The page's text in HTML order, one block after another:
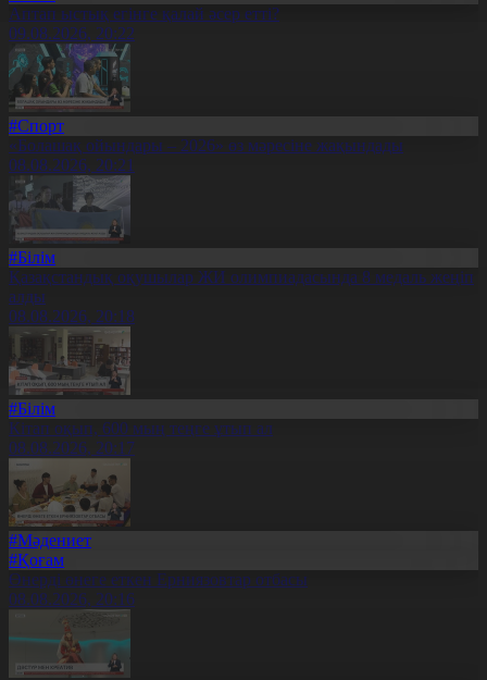
Аптап ыстық егінге қалай әсер етті?
09.08.2026, 20:22
#Спорт
«Болашақ ойындары – 2026» өз мәресіне жақындады
08.08.2026, 20:21
#Білім
Қазақстандық оқушылар ЖИ олимпиадасында 8 медаль жеңіп
алды
08.08.2026, 20:18
#Білім
Кітап оқып, 600 мың теңге ұтып ал
08.08.2026, 20:17
#Мәдениет
#Қоғам
Өнерді өнеге еткен Ерниязовтар отбасы
08.08.2026, 20:16